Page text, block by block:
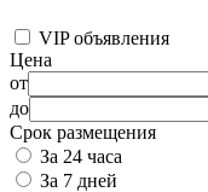
VIP объявления
Цена
от
до
Срок размещения
За 24 часа
За 7 дней